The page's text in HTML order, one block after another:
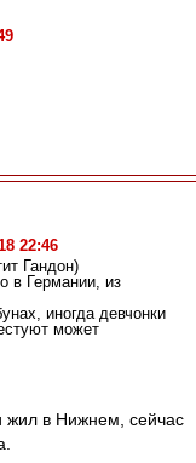
22:46
Гандон)
в Германии, из
иногда девчонки
может
жил в Нижнем, сейчас